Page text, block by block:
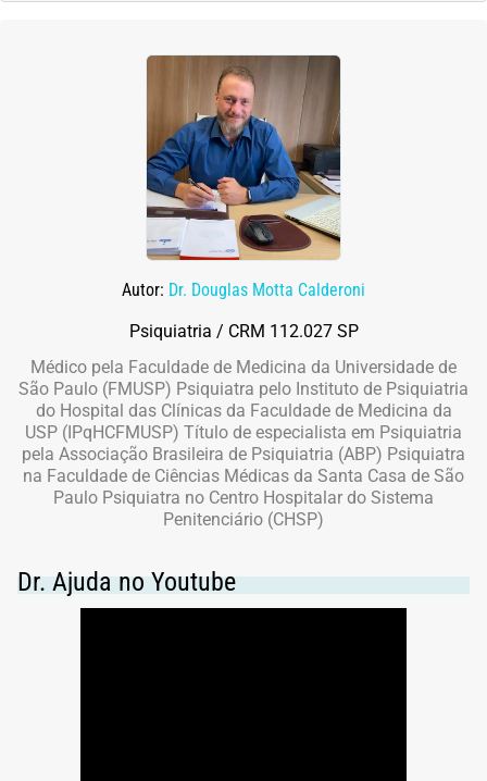
Autor: Dr. Douglas Motta Calderoni
Psiquiatria / CRM 112.027 SP
Médico pela Faculdade de Medicina da Universidade de
São Paulo (FMUSP) Psiquiatra pelo Instituto de Psiquiatria
do Hospital das Clínicas da Faculdade de Medicina da
USP (IPqHCFMUSP) Título de especialista em Psiquiatria
pela Associação Brasileira de Psiquiatria (ABP) Psiquiatra
na Faculdade de Ciências Médicas da Santa Casa de São
Paulo Psiquiatra no Centro Hospitalar do Sistema
Penitenciário (CHSP)
Dr. Ajuda no Youtube